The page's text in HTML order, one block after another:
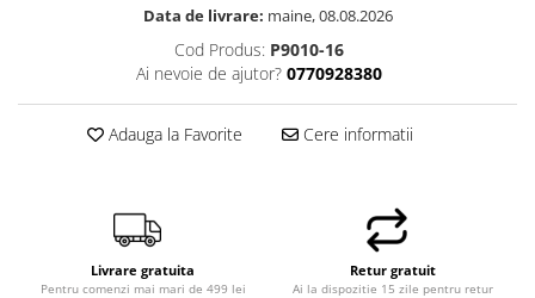
Ventilatoare carcasa
Componente Renew/Refurbished
PC All-in-One
Data de livrare: maine, 08.08.2026
Cod Produs: P9010-16
Ai nevoie de ajutor? 0770928380
Adauga la Favorite Cere informatii
Livrare gratuita
Pentru comenzi mai mari de 499 lei
Retur gratuit
Ai la dispozitie 15 zile pentru retur